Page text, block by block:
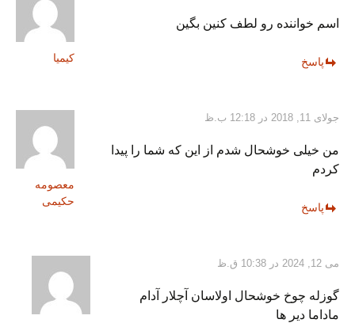
کیمیا
اسم خواننده رو لطف کنین بگین
پاسخ
معصومه
حکیمی
جولای 11, 2018 در 12:18 ب.ظ
من خیلی خوشحال شدم از این که شما را پیدا
کردم
پاسخ
می 12, 2024 در 10:38 ق.ظ
گوزله چوخ خوشحال اولاسان آچلار آدام
ماداما دیر ها